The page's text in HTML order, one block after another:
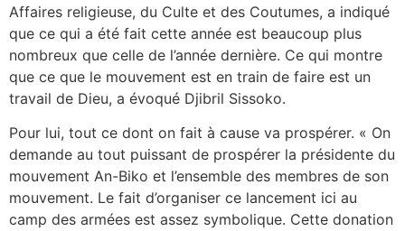
Affaires religieuse, du Culte et des Coutumes, a indiqué
que ce qui a été fait cette année est beaucoup plus
nombreux que celle de l’année dernière. Ce qui montre
que ce que le mouvement est en train de faire est un
travail de Dieu, a évoqué Djibril Sissoko.
Pour lui, tout ce dont on fait à cause va prospérer. « On
demande au tout puissant de prospérer la présidente du
mouvement An-Biko et l’ensemble des membres de son
mouvement. Le fait d’organiser ce lancement ici au
camp des armées est assez symbolique. Cette donation